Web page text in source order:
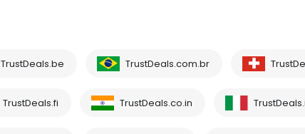
TrustDeals.be TrustDeals.com.br
TrustDeals.fi TrustDeals.co.in